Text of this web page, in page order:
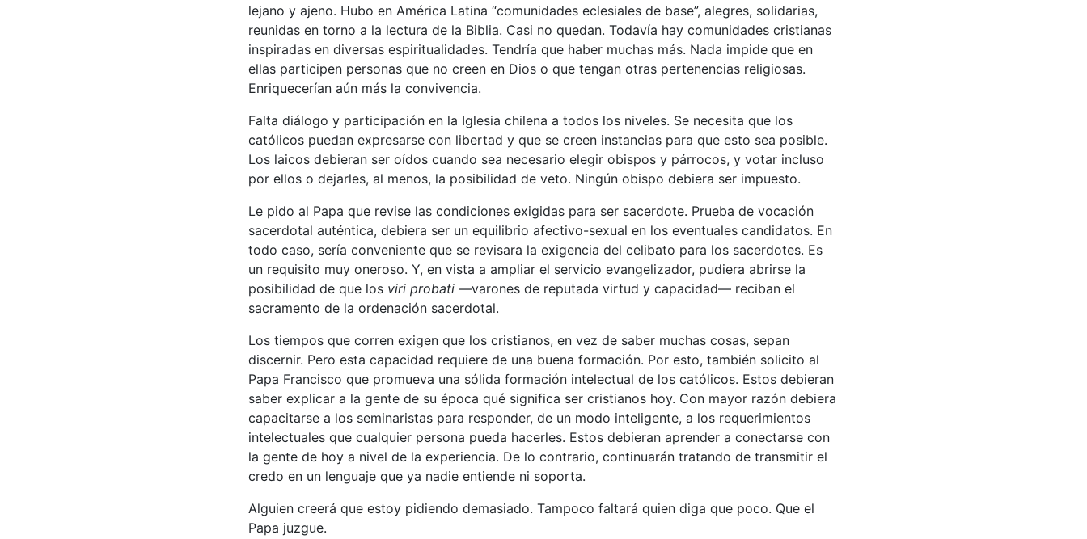
lejano y ajeno. Hubo en América Latina “comunidades eclesiales de base”, alegres, solidarias,
reunidas en torno a la lectura de la Biblia. Casi no quedan. Todavía hay comunidades cristianas
inspiradas en diversas espiritualidades. Tendría que haber muchas más. Nada impide que en
ellas participen personas que no creen en Dios o que tengan otras pertenencias religiosas.
Enriquecerían aún más la convivencia.
Falta diálogo y participación en la Iglesia chilena a todos los niveles. Se necesita que los
católicos puedan expresarse con libertad y que se creen instancias para que esto sea posible.
Los laicos debieran ser oídos cuando sea necesario elegir obispos y párrocos, y votar incluso
por ellos o dejarles, al menos, la posibilidad de veto. Ningún obispo debiera ser impuesto.
Le pido al Papa que revise las condiciones exigidas para ser sacerdote. Prueba de vocación
sacerdotal auténtica, debiera ser un equilibrio afectivo-sexual en los eventuales candidatos. En
todo caso, sería conveniente que se revisara la exigencia del celibato para los sacerdotes. Es
un requisito muy oneroso. Y, en vista a ampliar el servicio evangelizador, pudiera abrirse la
posibilidad de que los viri probati —varones de reputada virtud y capacidad— reciban el
sacramento de la ordenación sacerdotal.
Los tiempos que corren exigen que los cristianos, en vez de saber muchas cosas, sepan
discernir. Pero esta capacidad requiere de una buena formación. Por esto, también solicito al
Papa Francisco que promueva una sólida formación intelectual de los católicos. Estos debieran
saber explicar a la gente de su época qué significa ser cristianos hoy. Con mayor razón debiera
capacitarse a los seminaristas para responder, de un modo inteligente, a los requerimientos
intelectuales que cualquier persona pueda hacerles. Estos debieran aprender a conectarse con
la gente de hoy a nivel de la experiencia. De lo contrario, continuarán tratando de transmitir el
credo en un lenguaje que ya nadie entiende ni soporta.
Alguien creerá que estoy pidiendo demasiado. Tampoco faltará quien diga que poco. Que el
Papa juzgue.